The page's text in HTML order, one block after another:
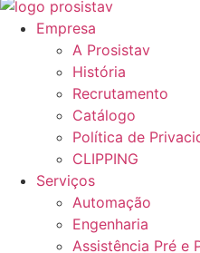
Empresa
A Prosistav
História
Recrutamento
Catálogo
Política de
CLIPPING
Serviços
Automação
Engenharia
Assistência Pré e